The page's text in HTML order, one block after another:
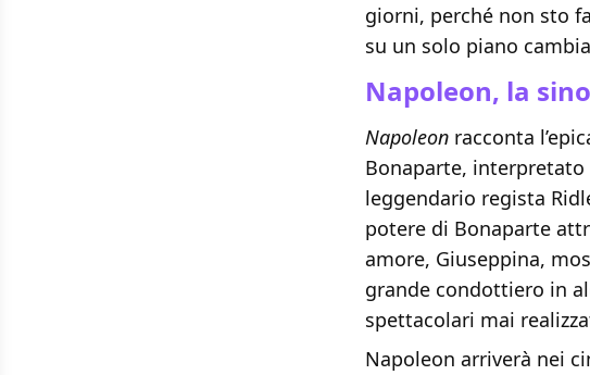
giorni, perché non sto
su un solo piano
Napoleon, la
Napoleon racconta
Bonaparte,
leggendario regista
potere di Bonaparte
amore, Giuseppina,
grande condottiero in
spettacolari mai
Napoleon arriverà nei